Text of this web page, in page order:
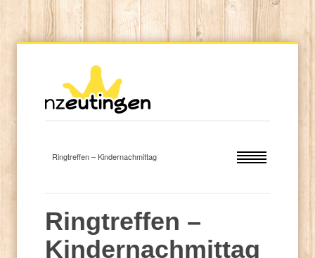
Ringtreffen –
Kindernachmittag